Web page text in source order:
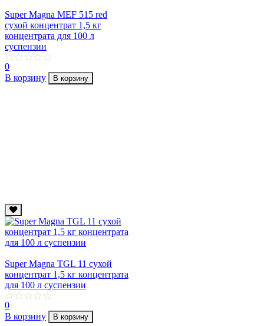
Super Magna MEF 515 red
сухой концентрат 1,5 кг
концентрата для 100 л
суcпензии
0
В корзину
В корзину
Super Magna TGL 11 сухой
концентрат 1,5 кг концентрата
для 100 л суcпензии
0
В корзину
В корзину